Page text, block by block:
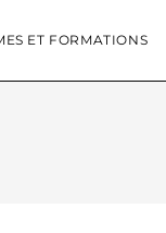
ET FORMATIONS